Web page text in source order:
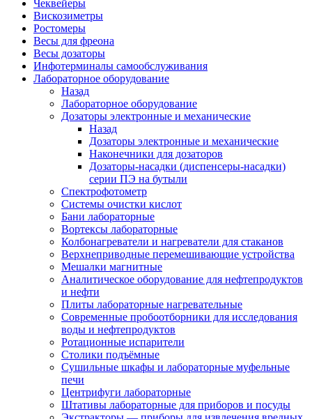
Чеквейеры
Вискозиметры
Ростомеры
Весы для фреона
Весы дозаторы
Инфотерминалы самообслуживания
Лабораторное оборудование
Назад
Лабораторное оборудование
Дозаторы электронные и механические
Назад
Дозаторы электронные и механические
Наконечники для дозаторов
Дозаторы-насадки (диспенсеры-насадки)
серии ПЭ на бутыли
Спектрофотометр
Системы очистки кислот
Бани лабораторные
Вортексы лабораторные
Колбонагреватели и нагреватели для стаканов
Верхнеприводные перемешивающие устройства
Мешалки магнитные
Аналитическое оборудование для нефтепродуктов
и нефти
Плиты лабораторные нагревательные
Современные пробоотборники для исследования
воды и нефтепродуктов
Ротационные испарители
Столики подъёмные
Сушильные шкафы и лабораторные муфельные
печи
Центрифуги лабораторные
Штативы лабораторные для приборов и посуды